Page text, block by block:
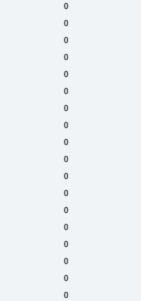
0
0
0
0
0
0
0
0
0
0
0
0
0
0
0
0
0
0